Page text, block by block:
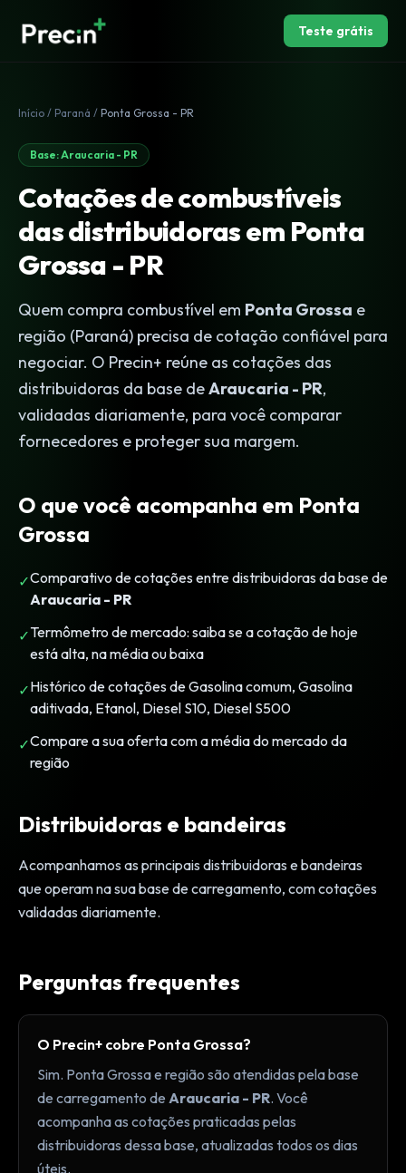
Teste grátis
Início / Paraná / Ponta Grossa - PR
Base: Araucaria - PR
Cotações de combustíveis
das distribuidoras em Ponta
Grossa - PR
Quem compra combustível em Ponta Grossa e
região (Paraná) precisa de cotação confiável para
negociar. O Precin+ reúne as cotações das
distribuidoras da base deAraucaria - PR,
validadas diariamente, para você comparar
fornecedores e proteger sua margem.
O que você acompanha em Ponta
Grossa
✓Comparativo de cotações entre distribuidoras da base de
Araucaria - PR
✓Termômetro de mercado: saiba se a cotação de hoje
está alta, na média ou baixa
✓Histórico de cotações de Gasolina comum, Gasolina
aditivada, Etanol, Diesel S10, Diesel S500
✓Compare a sua oferta com a média do mercado da
região
Distribuidoras e bandeiras
Acompanhamos as principais distribuidoras e bandeiras
que operam na sua base de carregamento, com cotações
validadas diariamente.
Perguntas frequentes
O Precin+ cobre Ponta Grossa?
Sim. Ponta Grossa e região são atendidas pela base
de carregamento de Araucaria - PR. Você
acompanha as cotações praticadas pelas
distribuidoras dessa base, atualizadas todos os dias
úteis.